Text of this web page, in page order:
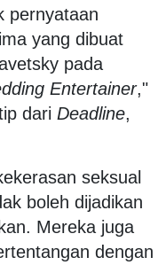
pernyataan
yang dibuat
pada
Entertainer,"
dari Deadline,
seksual
boleh dijadikan
Mereka juga
dengan